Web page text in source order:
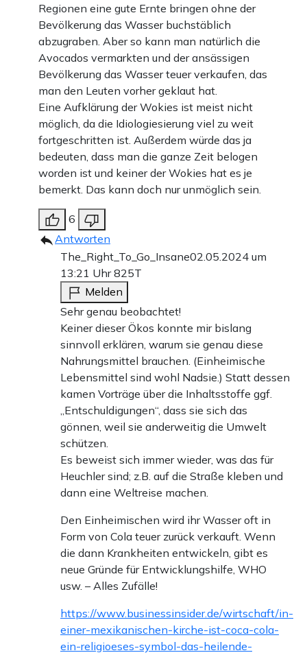
Regionen eine gute Ernte bringen ohne der
Bevölkerung das Wasser buchstäblich
abzugraben. Aber so kann man natürlich die
Avocados vermarkten und der ansässigen
Bevölkerung das Wasser teuer verkaufen, das
man den Leuten vorher geklaut hat.
Eine Aufklärung der Wokies ist meist nicht
möglich, da die Idiologiesierung viel zu weit
fortgeschritten ist. Außerdem würde das ja
bedeuten, dass man die ganze Zeit belogen
worden ist und keiner der Wokies hat es je
bemerkt. Das kann doch nur unmöglich sein.
6
Antworten
The_Right_To_Go_Insane02.05.2024 um
13:21 Uhr825T
Melden
Sehr genau beobachtet!
Keiner dieser Ökos konnte mir bislang
sinnvoll erklären, warum sie genau diese
Nahrungsmittel brauchen. (Einheimische
Lebensmittel sind wohl Nadsie.) Statt dessen
kamen Vorträge über die Inhaltsstoffe ggf.
„Entschuldigungen“, dass sie sich das
gönnen, weil sie anderweitig die Umwelt
schützen.
Es beweist sich immer wieder, was das für
Heuchler sind; z.B. auf die Straße kleben und
dann eine Weltreise machen.
Den Einheimischen wird ihr Wasser oft in
Form von Cola teuer zurück verkauft. Wenn
die dann Krankheiten entwickeln, gibt es
neue Gründe für Entwicklungshilfe, WHO
usw. – Alles Zufälle!
https://www.businessinsider.de/wirtschaft/in-
einer-mexikanischen-kirche-ist-coca-cola-
ein-religioeses-symbol-das-heilende-